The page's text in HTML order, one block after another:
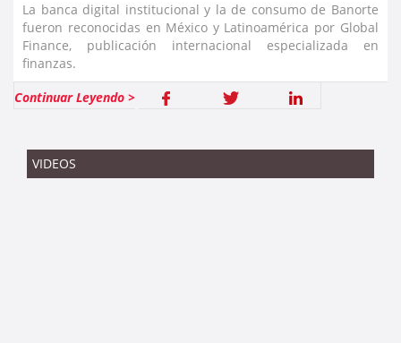
La banca digital institucional y la de consumo de Banorte
fueron reconocidas en México y Latinoamérica por Global
Finance, publicación internacional especializada en
finanzas.
Continuar Leyendo >
VIDEOS